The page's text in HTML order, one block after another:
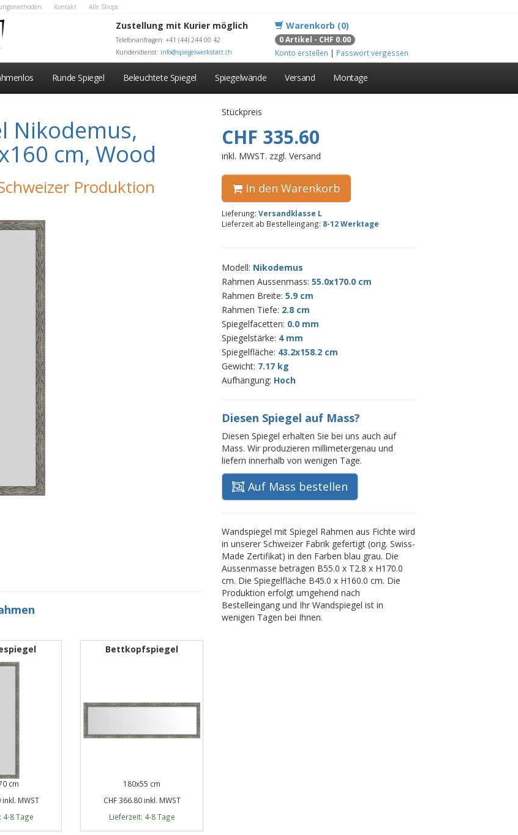
Kontakt Alle Shops
Zustellung mit Kurier möglich
Telefonanfragen: +41 (44) 244 00 42
Kundendienst: info@spiegelwerkstatt.ch
Warenkorb (0)
0 Artikel - CHF 0.00
Konto erstellen | Passwort vergessen
Runde Spiegel Beleuchtete Spiegel Spiegelwände Versand Montage
Nikodemus,
cm, Wood
Produktion
cm
inkl. MWST
4-8 Tage
Bettkopfspiegel
180x55 cm
CHF 366.80 inkl. MWST
Lieferzeit: 4-8 Tage
Stückpreis
CHF 335.60
inkl. MWST. zzgl. Versand
In den Warenkorb
Lieferung:Versandklasse L
Lieferzeit ab Bestelleingang: 8-12 Werktage
Modell: Nikodemus
Rahmen Aussenmass:55.0x170.0 cm
Rahmen Breite:5.9 cm
Rahmen Tiefe: 2.8 cm
Spiegelfacetten: 0.0 mm
Spiegelstärke: 4 mm
Spiegelfläche: 43.2x158.2 cm
Gewicht: 7.17 kg
Aufhängung: Hoch
Diesen Spiegel auf Mass?
Diesen Spiegel erhalten Sie bei uns auch auf
Mass. Wir produzieren millimetergenau und
liefern innerhalb von wenigen Tage.
Auf Mass bestellen
Wandspiegel mit Spiegel Rahmen aus Fichte wird
in unserer Schweizer Fabrik gefertigt (orig. Swiss-
Made Zertifikat) in den Farben blau grau. Die
Aussenmasse betragen B55.0 x T2.8 x H170.0
cm. Die Spiegelfläche B45.0 x H160.0 cm. Die
Produktion erfolgt umgehend nach
Bestelleingang und Ihr Wandspiegel ist in
wenigen Tagen bei Ihnen.